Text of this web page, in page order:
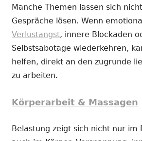
Manche Themen lassen sich
Gespräche lösen. Wenn
Verlustangst, innere Blockaden
Selbstsabotage wiederkehren,
helfen, direkt an den zugrunde
zu arbeiten.
Körperarbeit & Massagen
Belastung zeigt sich nicht nur im